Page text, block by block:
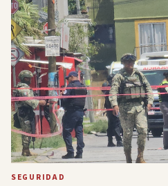
SEGURIDAD